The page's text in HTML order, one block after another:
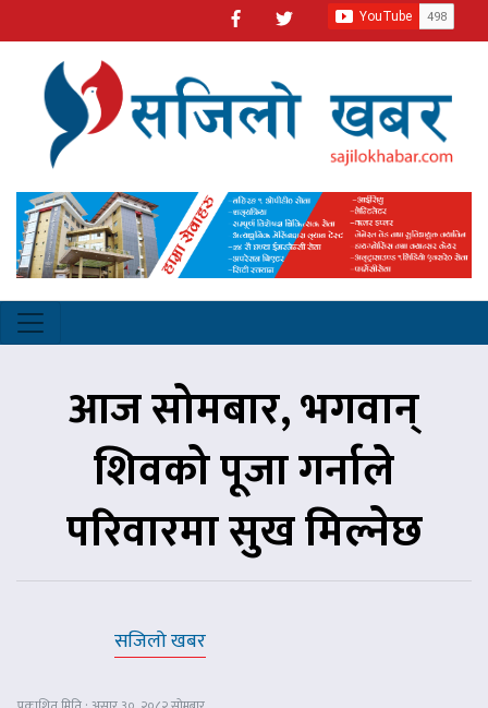
आज सोमबार, भगवान्
शिवको पूजा गर्नाले
परिवारमा सुख मिल्नेछ
सजिलो खबर